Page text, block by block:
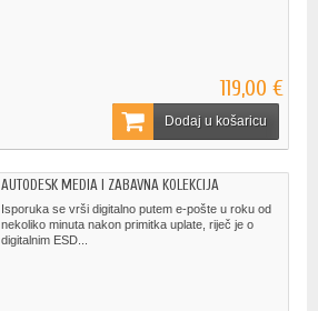
119,00 €
Dodaj u košaricu
AUTODESK MEDIA I ZABAVNA KOLEKCIJA
Isporuka se vrši digitalno putem e-pošte u roku od
nekoliko minuta nakon primitka uplate, riječ je o
digitalnim ESD...